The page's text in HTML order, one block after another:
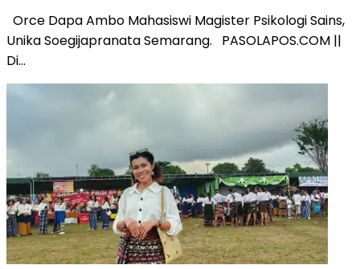
Orce Dapa Ambo Mahasiswi Magister Psikologi Sains,
Unika Soegijapranata Semarang. PASOLAPOS.COM ||
Di…